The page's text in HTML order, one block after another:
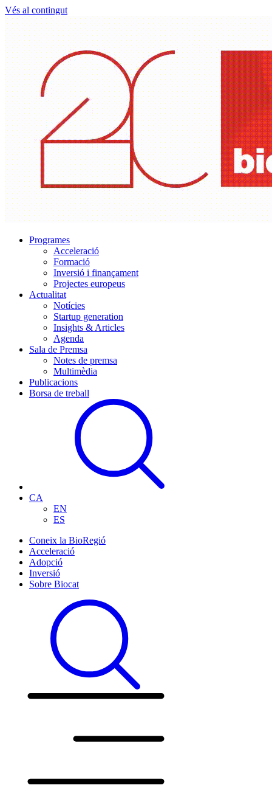
Vés al contingut
Programes
Acceleració
Formació
Inversió i finançament
Projectes europeus
Actualitat
Notícies
Startup generation
Insights & Articles
Agenda
Sala de Premsa
Notes de premsa
Multimèdia
Publicacions
Borsa de treball
CA
EN
ES
Coneix la BioRegió
Acceleració
Adopció
Inversió
Sobre Biocat